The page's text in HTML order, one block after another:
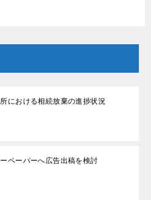
における相続放棄の進捗状況
ペーパーへ広告出稿を検討